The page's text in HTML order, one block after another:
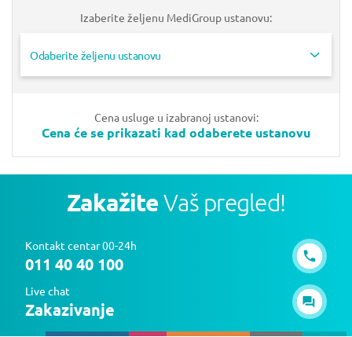
Izaberite željenu MediGroup ustanovu:
Odaberite željenu ustanovu
Cena usluge u izabranoj ustanovi:
Cena će se prikazati kad odaberete ustanovu
ZakažiteVaš pregled!
Kontakt centar 00-24h
011 40 40 100
Live chat
Zakazivanje